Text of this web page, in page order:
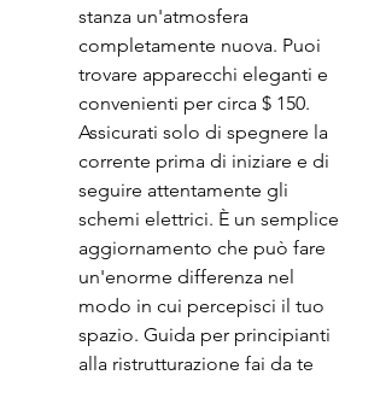
stanza un'atmosfera
completamente nuova. Puoi
trovare apparecchi eleganti e
convenienti per circa $ 150.
Assicurati solo di spegnere la
corrente prima di iniziare e di
seguire attentamente gli
schemi elettrici. È un semplice
aggiornamento che può fare
un'enorme differenza nel
modo in cui percepisci il tuo
spazio. Guida per principianti
alla ristrutturazione fai da te